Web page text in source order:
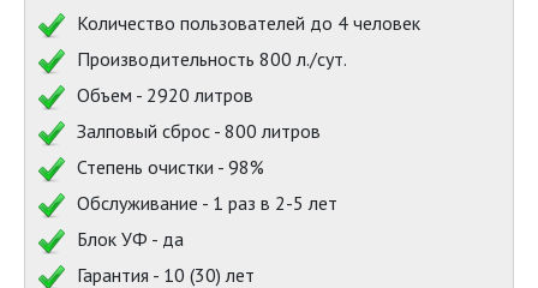
Количество пользователей до 4 человек
Производительность 800 л./сут.
Объем - 2920 литров
Залповый сброс - 800 литров
Степень очистки - 98%
Обслуживание - 1 раз в 2-5 лет
Блок УФ - да
Гарантия - 10 (30) лет